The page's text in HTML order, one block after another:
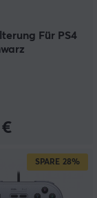
Für PS4
SPARE 28%